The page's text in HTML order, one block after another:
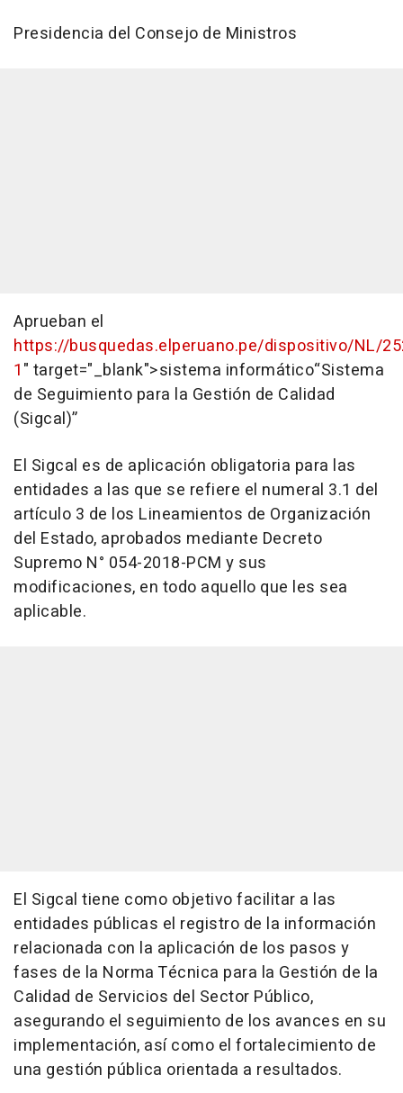
Presidencia del Consejo de Ministros
Aprueban el
https://busquedas.elperuano.pe/dispositivo/NL/
1" target="_blank">sistema informático“Sistema
de Seguimiento para la Gestión de Calidad
(Sigcal)”
El Sigcal es de aplicación obligatoria para las
entidades a las que se refiere el numeral 3.1 del
artículo 3 de los Lineamientos de Organización
del Estado, aprobados mediante Decreto
Supremo N° 054-2018-PCM y sus
modificaciones, en todo aquello que les sea
aplicable.
El Sigcal tiene como objetivo facilitar a las
entidades públicas el registro de la información
relacionada con la aplicación de los pasos y
fases de la Norma Técnica para la Gestión de la
Calidad de Servicios del Sector Público,
asegurando el seguimiento de los avances en su
implementación, así como el fortalecimiento de
una gestión pública orientada a resultados.